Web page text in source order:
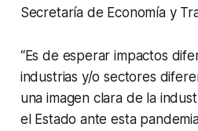
Secretaría de Economía y
“Es de esperar impactos
industrias y/o sectores
una imagen clara de la
el Estado ante esta